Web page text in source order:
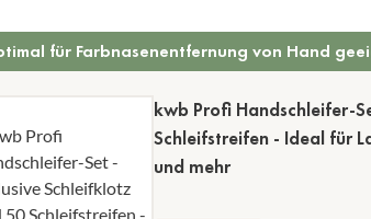
für Farbnasenentfernung von Hand
kwb Profi Handschleifer-
Schleifstreifen - Ideal für
und mehr